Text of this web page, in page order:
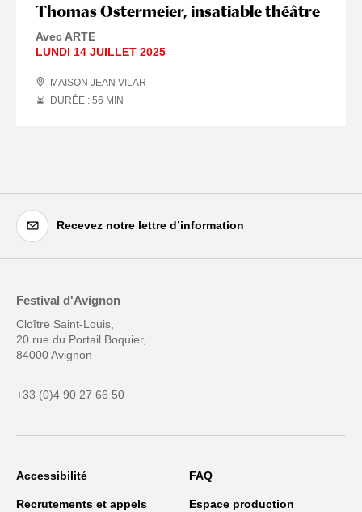
Thomas Ostermeier, insatiable théâtre
Avec ARTE
LUNDI 14 JUILLET 2025
MAISON JEAN VILAR
DURÉE : 56 MIN
Recevez notre lettre d’information
Festival d'Avignon
Cloître Saint-Louis,
20 rue du Portail Boquier,
84000 Avignon
+33 (0)4 90 27 66 50
Accessibilité FAQ
Recrutements et appels Espace production